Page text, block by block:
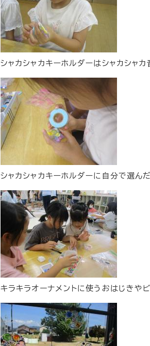
シャカシャカキーホルダーはシャカシャカ
シャカシャカキーホルダーに自分で選ん
キラキラオーナメントに使うおはじきや